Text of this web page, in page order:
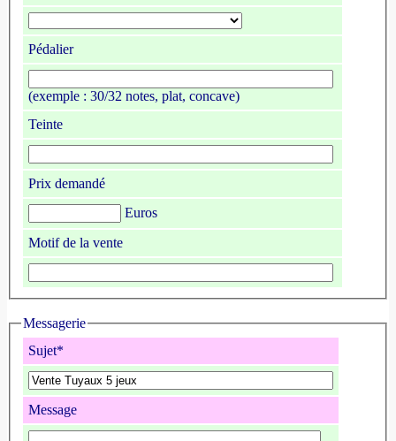
Pédalier
(exemple : 30/32 notes, plat, concave)
Teinte
Prix demandé
Euros
Motif de la vente
Messagerie
Sujet*
Message